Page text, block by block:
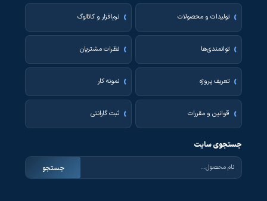
تولیدات و محصولات نرم‌افزار و کاتالوگ
توانمندی‌ها نظرات مشتریان
تعریف پروژه نمونه کار
قوانین و مقررات ثبت گارانتی
جستجوی سایت
جستجو